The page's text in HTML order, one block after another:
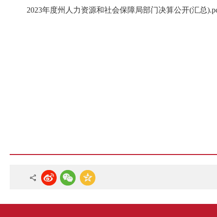
2023年度州人力资源和社会保障局部门决算公开(汇总